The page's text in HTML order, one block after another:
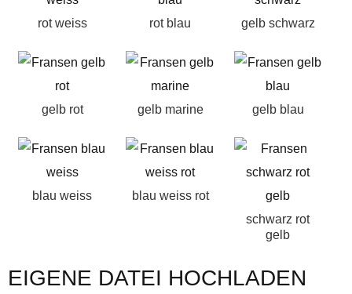
rot weiss rot blau gelb schwarz
gelb rot gelb marine gelb blau
blau weiss
blau weiss rot
schwarz rot
gelb
EIGENE DATEI HOCHLADEN